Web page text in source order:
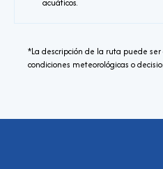
acuáticos.
*La descripción de la ruta puede
condiciones meteorológicas o